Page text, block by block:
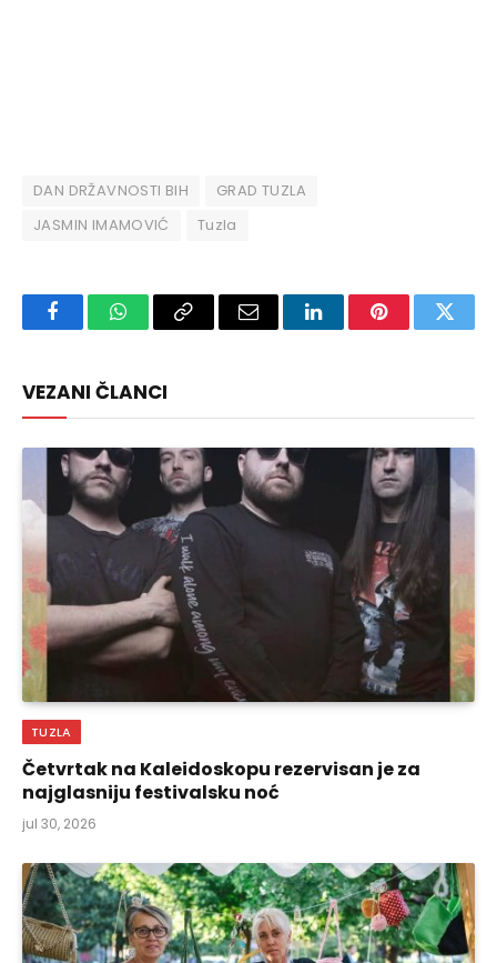
DAN DRŽAVNOSTI BIH
GRAD TUZLA
JASMIN IMAMOVIĆ
Tuzla
FacebookWhatsAppCopy
Email LinkedInPinterest
VEZANI ČLANCI
TUZLA
Četvrtak na Kaleidoskopu rezervisan je za
najglasniju festivalsku noć
jul 30, 2026